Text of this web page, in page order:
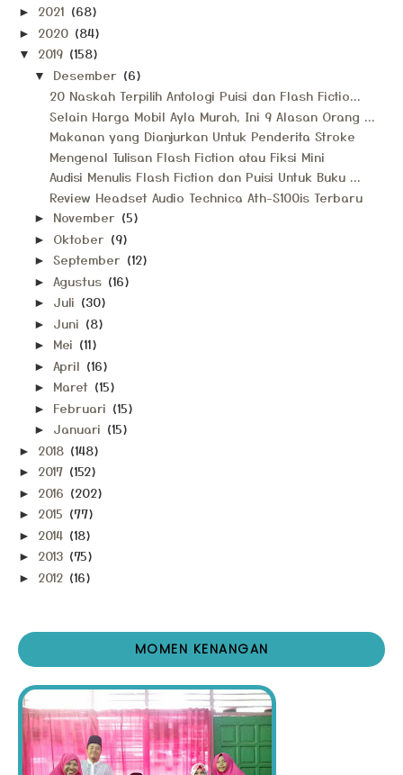
► 2021 (68)
► 2020 (84)
▼ 2019 (158)
▼ Desember (6)
20 Naskah Terpilih Antologi Puisi dan Flash Fictio...
Selain Harga Mobil Ayla Murah, Ini 9 Alasan Orang ...
Makanan yang Dianjurkan Untuk Penderita Stroke
Mengenal Tulisan Flash Fiction atau Fiksi Mini
Audisi Menulis Flash Fiction dan Puisi Untuk Buku ...
Review Headset Audio Technica Ath-S100is Terbaru
► November (5)
► Oktober (9)
► September (12)
► Agustus (16)
► Juli (30)
► Juni (8)
► Mei (11)
► April (16)
► Maret (15)
► Februari (15)
► Januari (15)
► 2018 (148)
► 2017 (152)
► 2016 (202)
► 2015 (77)
► 2014 (18)
► 2013 (75)
► 2012 (16)
MOMEN KENANGAN